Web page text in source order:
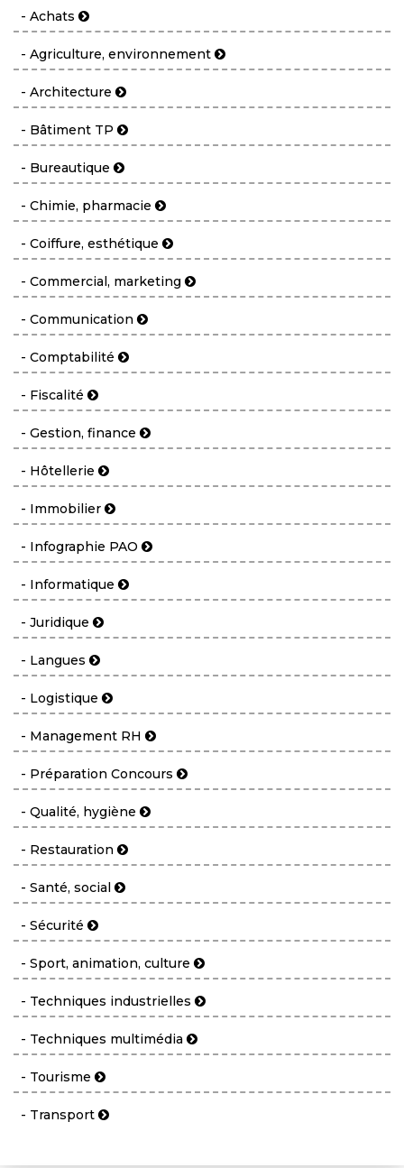
- Achats
- Agriculture, environnement
- Architecture
- Bâtiment TP
- Bureautique
- Chimie, pharmacie
- Coiffure, esthétique
- Commercial, marketing
- Communication
- Comptabilité
- Fiscalité
- Gestion, finance
- Hôtellerie
- Immobilier
- Infographie PAO
- Informatique
- Juridique
- Langues
- Logistique
- Management RH
- Préparation Concours
- Qualité, hygiène
- Restauration
- Santé, social
- Sécurité
- Sport, animation, culture
- Techniques industrielles
- Techniques multimédia
- Tourisme
- Transport